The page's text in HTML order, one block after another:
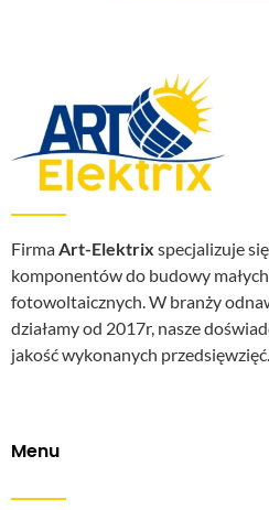
FirmaArt-Elektrix specjalizuje
komponentów do budowy
fotowoltaicznych. W branży
działamy od 2017r, nasze
jakość wykonanych przedsięwzięć.
Menu